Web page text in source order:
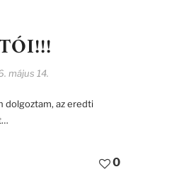
május 14.
dolgoztam, az eredti
0